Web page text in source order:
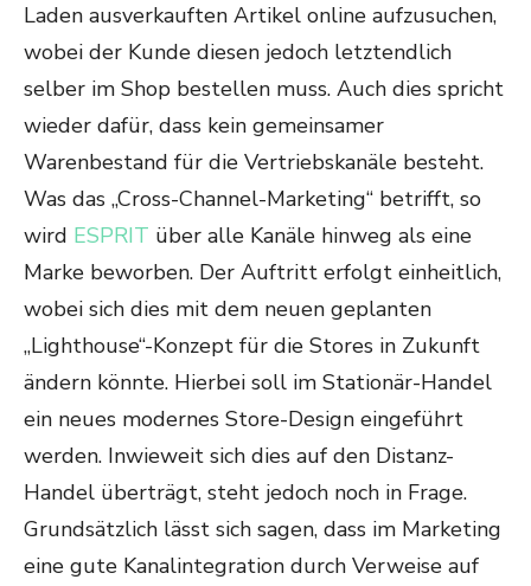
Laden ausverkauften Artikel online aufzusuchen,
wobei der Kunde diesen jedoch letztendlich
selber im Shop bestellen muss. Auch dies spricht
wieder dafür, dass kein gemeinsamer
Warenbestand für die Vertriebskanäle besteht.
Was das „Cross-Channel-Marketing“ betrifft, so
wird ESPRIT über alle Kanäle hinweg als eine
Marke beworben. Der Auftritt erfolgt einheitlich,
wobei sich dies mit dem neuen geplanten
„Lighthouse“-Konzept für die Stores in Zukunft
ändern könnte. Hierbei soll im Stationär-Handel
ein neues modernes Store-Design eingeführt
werden. Inwieweit sich dies auf den Distanz-
Handel überträgt, steht jedoch noch in Frage.
Grundsätzlich lässt sich sagen, dass im Marketing
eine gute Kanalintegration durch Verweise auf